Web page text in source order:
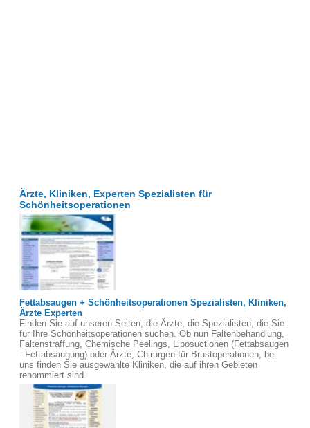
Ärzte, Kliniken, Experten Spezialisten für
Schönheitsoperationen
Fettabsaugen + Schönheitsoperationen Spezialisten, Kliniken,
Ärzte Experten
Finden Sie auf unseren Seiten, die Ärzte, die Spezialisten, die Sie
für Ihre Schönheitsoperationen suchen. Ob nun Faltenbehandlung,
Faltenstraffung, Chemische Peelings, Liposuctionen (Fettabsaugen
- Fettabsaugung) oder Ärzte, Chirurgen für Brustoperationen, bei
uns finden Sie ausgewählte Kliniken, die auf ihren Gebieten
renommiert sind.